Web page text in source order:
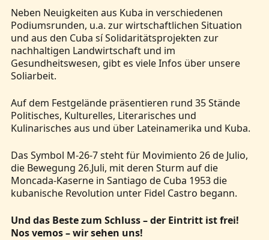
Neben Neuigkeiten aus Kuba in verschiedenen
Podiumsrunden, u.a. zur wirtschaftlichen Situation
und aus den Cuba sí Solidaritätsprojekten zur
nachhaltigen Landwirtschaft und im
Gesundheitswesen, gibt es viele Infos über unsere
Soliarbeit.
Auf dem Festgelände präsentieren rund 35 Stände
Politisches, Kulturelles, Literarisches und
Kulinarisches aus und über Lateinamerika und Kuba.
Das Symbol M-26-7 steht für Movimiento 26 de Julio,
die Bewegung 26.Juli, mit deren Sturm auf die
Moncada-Kaserne in Santiago de Cuba 1953 die
kubanische Revolution unter Fidel Castro begann.
Und das Beste zum Schluss – der Eintritt ist frei!
Nos vemos – wir sehen uns!